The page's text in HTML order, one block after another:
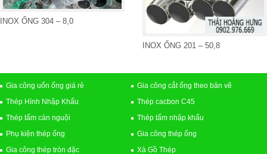
INOX ỐNG 304 – 8,0
INOX ỐNG 201 – 50,8
Gia công uốn ống giá rẻ
Gia công cắt ống theo bản vẽ
Thép Hình Nhập Khẩu
Thép cacbon C45
Thép tấm cán nguội
Thép tấm nhập khẩu
Phụ kiện thép ống
Gia công thép ống
Gia công thép tròn đặc
Xà Gồ Thép